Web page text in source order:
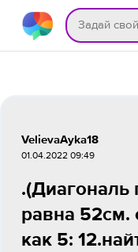
VelievaAyka18
01.04.2022 09:49
.(Диагональ
равна 52см.
как 5: